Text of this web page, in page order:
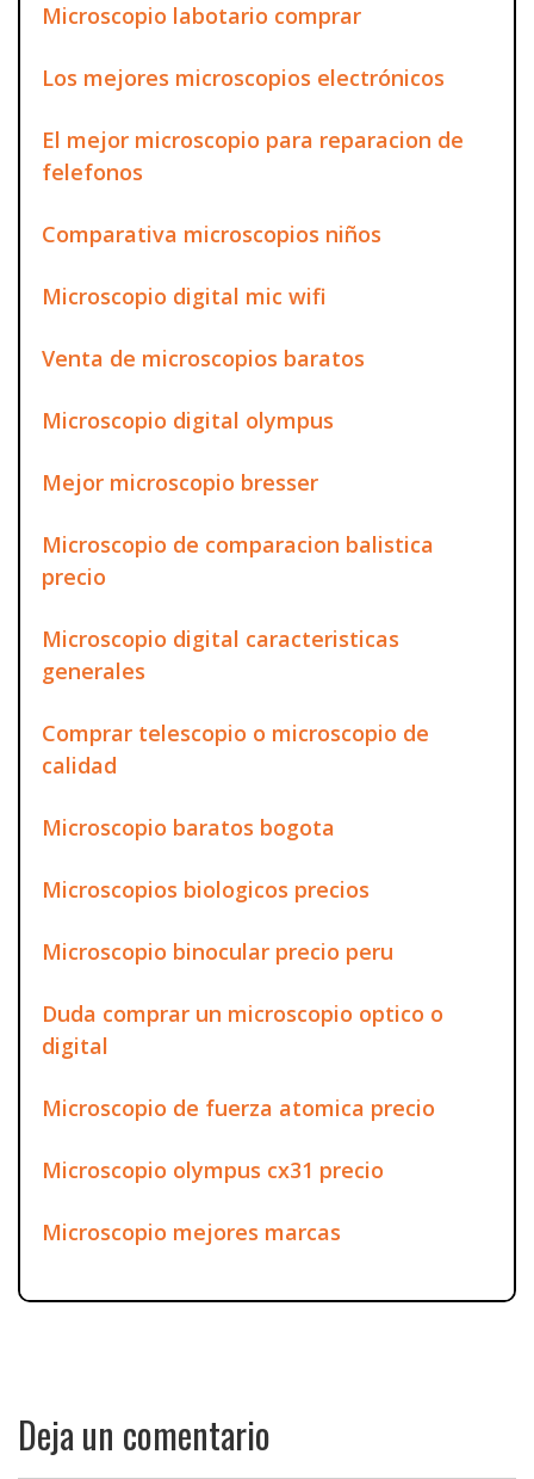
Microscopio labotario comprar
Los mejores microscopios electrónicos
El mejor microscopio para reparacion de
felefonos
Comparativa microscopios niños
Microscopio digital mic wifi
Venta de microscopios baratos
Microscopio digital olympus
Mejor microscopio bresser
Microscopio de comparacion balistica
precio
Microscopio digital caracteristicas
generales
Comprar telescopio o microscopio de
calidad
Microscopio baratos bogota
Microscopios biologicos precios
Microscopio binocular precio peru
Duda comprar un microscopio optico o
digital
Microscopio de fuerza atomica precio
Microscopio olympus cx31 precio
Microscopio mejores marcas
Deja un comentario